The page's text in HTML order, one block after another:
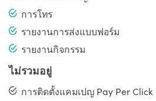
การโทร
รายงานการส่งแบบฟอร์ม
รายงานกิจกรรม
ไม่รวมอยู่
การติดตั้งแคมเปญ Pay Per Click